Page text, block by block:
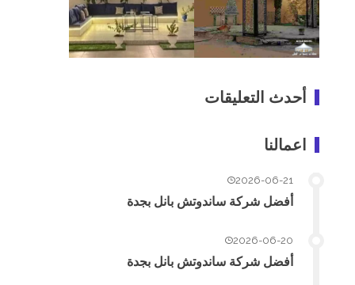
أحدث التعليقات
اعمالنا
2026-06-21
أفضل شركة ساندوتش بانل بجدة
2026-06-20
أفضل شركة ساندوتش بانل بجدة